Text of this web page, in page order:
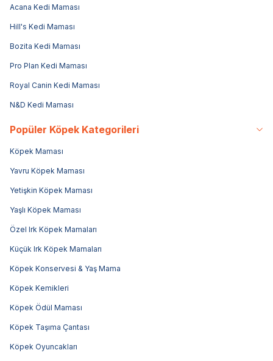
Acana Kedi Maması
Hill's Kedi Maması
Bozita Kedi Maması
Pro Plan Kedi Maması
Royal Canin Kedi Maması
N&D Kedi Maması
Popüler Köpek Kategorileri
Köpek Maması
Yavru Köpek Maması
Yetişkin Köpek Maması
Yaşlı Köpek Maması
Özel Irk Köpek Mamaları
Küçük Irk Köpek Mamaları
Köpek Konservesi & Yaş Mama
Köpek Kemikleri
Köpek Ödül Maması
Köpek Taşıma Çantası
Köpek Oyuncakları